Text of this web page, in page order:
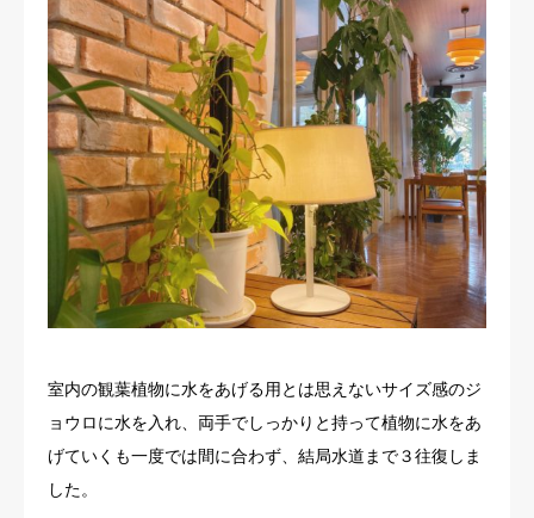
室内の観葉植物に水をあげる用とは思えないサイズ感のジ
ョウロに水を入れ、両手でしっかりと持って植物に水をあ
げていくも一度では間に合わず、結局水道まで３往復しま
した。